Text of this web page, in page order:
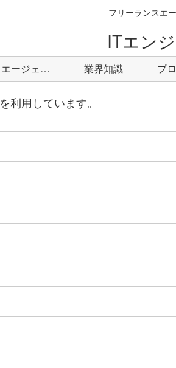
フリーランスエ
ITエン
フリーランスエージェント 業界知識 プ
利用しています。